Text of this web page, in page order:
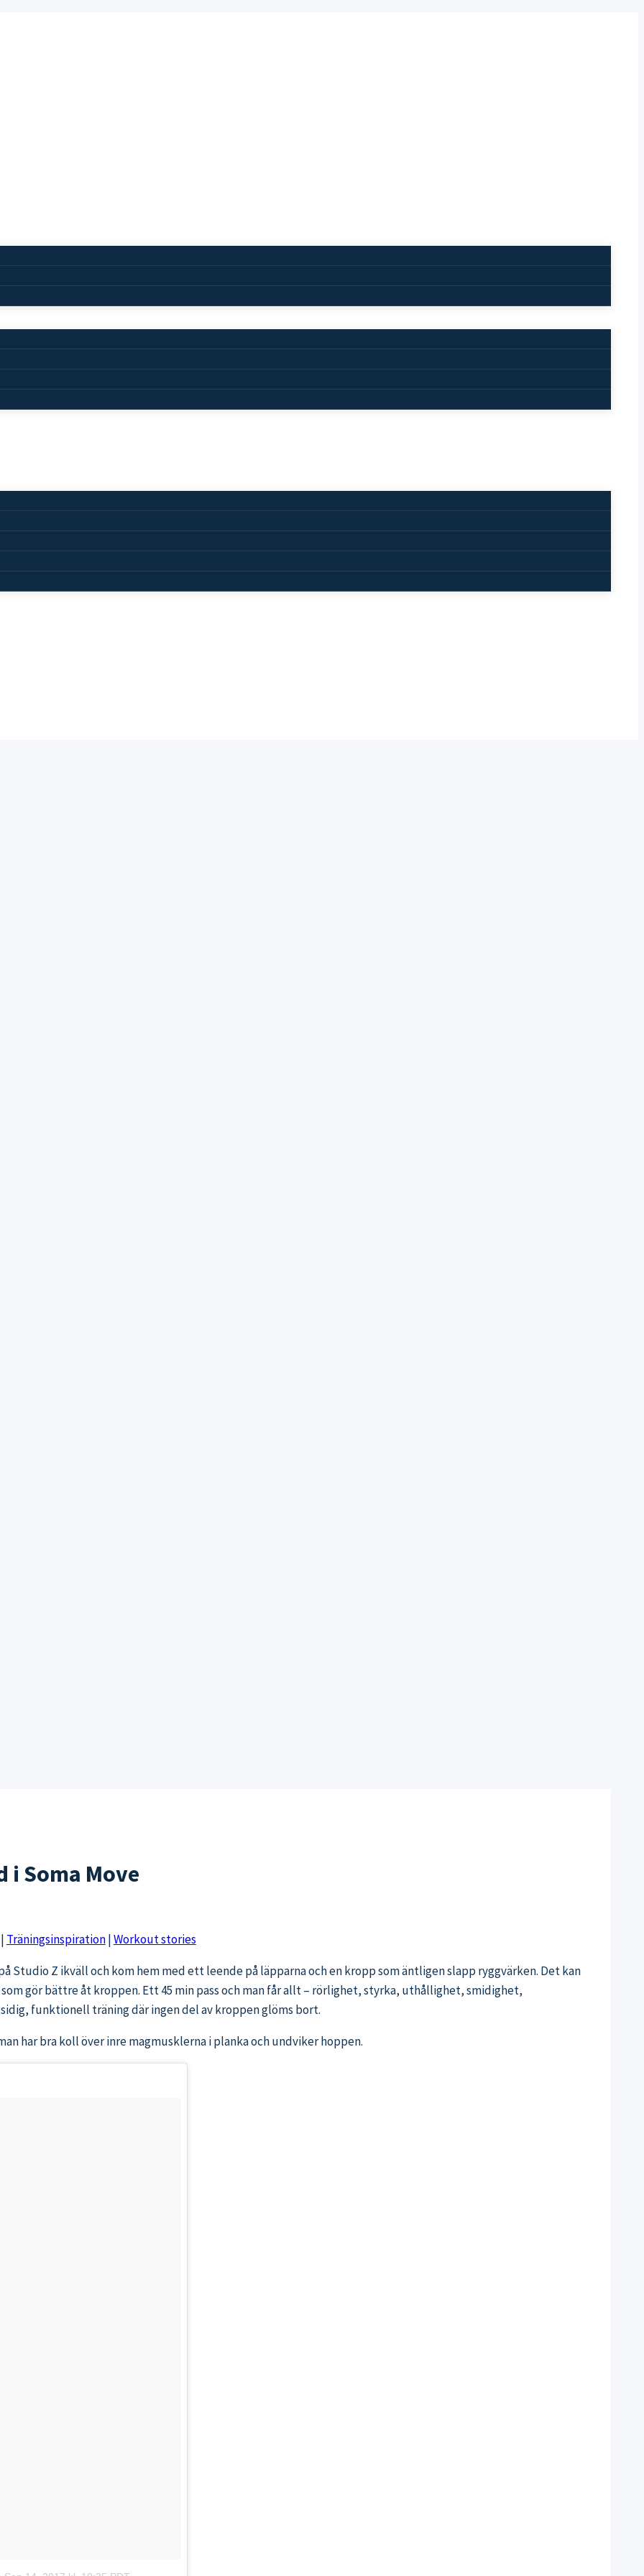
Soma Move
Träningsinspiration|Workout stories
Studio Z ikväll och kom hem med ett leende på läpparna och en kropp som äntligen slapp ryggvärken. Det kan
gör bättre åt kroppen. Ett 45 min pass och man får allt – rörlighet, styrka, uthållighet, smidighet,
funktionell träning där ingen del av kroppen glöms bort.
har bra koll över inre magmusklerna i planka och undviker hoppen.